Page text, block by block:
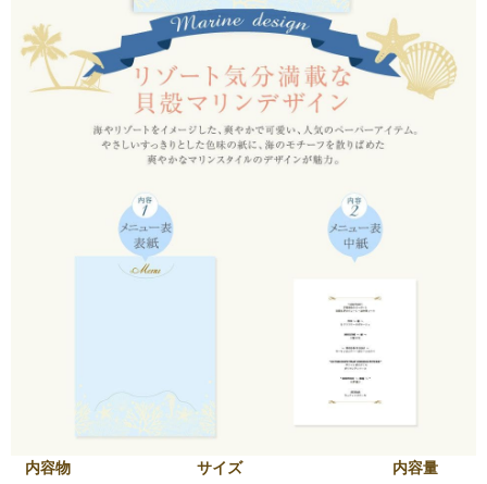
内容物 サイズ 内容量